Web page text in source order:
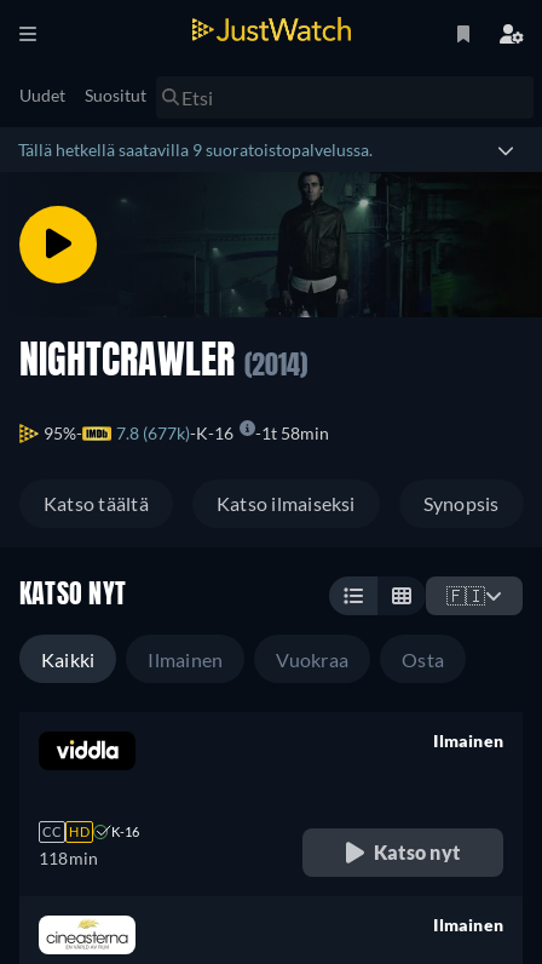
Uudet Suositut
Tällä hetkellä saatavilla 9 suoratoistopalvelussa.
NIGHTCRAWLER (2014)
95% 7.8 (677k) K-16 1t 58min
Katso täältä Katso ilmaiseksi Synopsis
KATSO NYT 🇫🇮
Kaikki Ilmainen Vuokraa Osta
CC HD K-16
118min
Ilmainen
Katso nyt
Ilmainen